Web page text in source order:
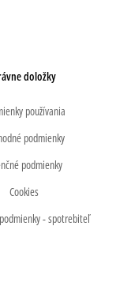
doložky
používania
podmienky
podmienky
Cookies
- spotrebiteľ